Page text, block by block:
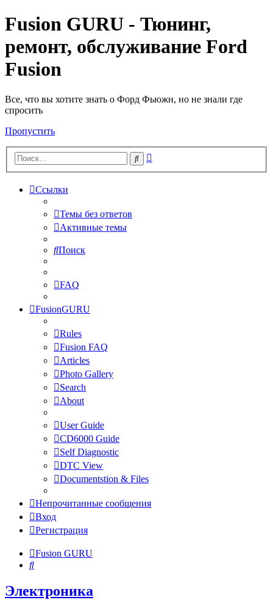
Fusion GURU - Тюнинг,
ремонт, обслуживание Ford
Fusion
Все, что вы хотите знать о Форд Фьюжн, но не знали где
спросить
Пропустить
Поиск
Ссылки
Темы без ответов
Активные темы
Поиск
FAQ
FusionGURU
Rules
Fusion FAQ
Articles
Photo Gallery
Search
About
User Guide
CD6000 Guide
Self Diagnostic
DTC View
Documentstion & Files
Непрочитанные сообщения
Вход
Регистрация
Fusion GURU
Поиск
Электроника